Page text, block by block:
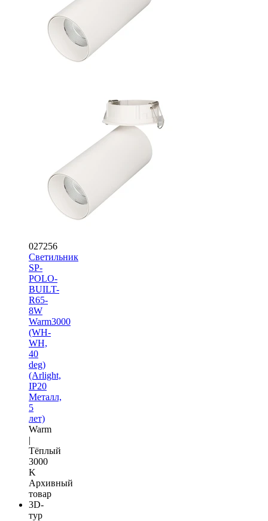
027256
Светильник
SP-
POLO-
BUILT-
R65-
8W
Warm3000
(WH-
WH,
40
deg)
(Arlight,
IP20
Металл,
5
лет)
Warm
|
Тёплый
3000
K
Архивный
товар
3D-
тур